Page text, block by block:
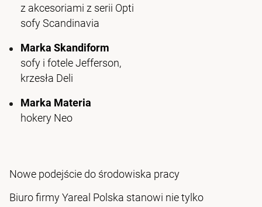
z akcesoriami z serii Opti
sofy Scandinavia
Marka Skandiform
sofy i fotele Jefferson,
krzesła Deli
Marka Materia
hokery Neo
Nowe podejście do środowiska pracy
Biuro firmy Yareal Polska stanowi nie tylko